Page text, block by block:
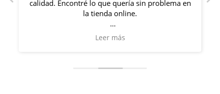
calidad. Encontré lo que quería sin problema en
la tienda online.
Además, me acerque un día a la tienda y me
Leer más